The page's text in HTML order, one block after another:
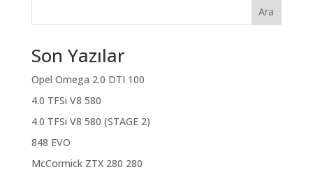
Ara
Son Yazılar
Opel Omega 2.0 DTI 100
4.0 TFSi V8 580
4.0 TFSi V8 580 (STAGE 2)
848 EVO
McCormick ZTX 280 280